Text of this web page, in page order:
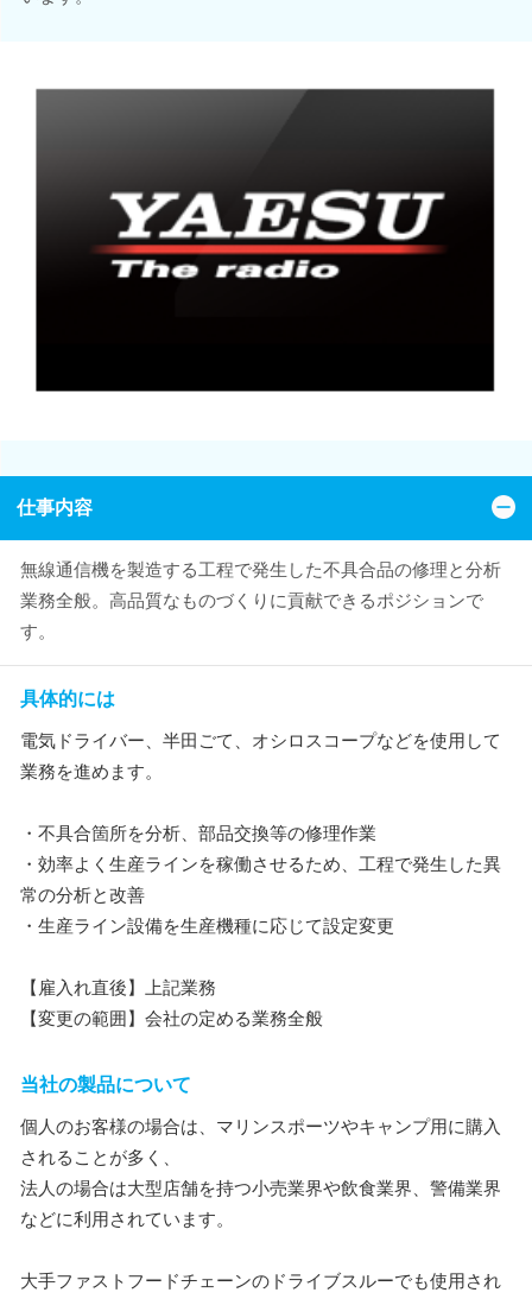
仕事内容
無線通信機を製造する工程で発生した不具合品の修理と分析
業務全般。高品質なものづくりに貢献できるポジションで
す。
具体的には
電気ドライバー、半田ごて、オシロスコープなどを使用して
業務を進めます。
・不具合箇所を分析、部品交換等の修理作業
・効率よく生産ラインを稼働させるため、工程で発生した異
常の分析と改善
・生産ライン設備を生産機種に応じて設定変更
【雇入れ直後】上記業務
【変更の範囲】会社の定める業務全般
当社の製品について
個人のお客様の場合は、マリンスポーツやキャンプ用に購入
されることが多く、
法人の場合は大型店舗を持つ小売業界や飲食業界、警備業界
などに利用されています。
大手ファストフードチェーンのドライブスルーでも使用され